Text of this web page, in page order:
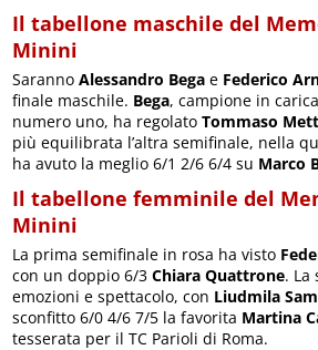
Il tabellone maschile del
Minini
SarannoAlessandro Bega e Federico
finale maschile. Bega, campione in
numero uno, ha regolatoTommaso
più equilibrata l’altra semifinale, nella
ha avuto la meglio 6/1 2/6 6/4 su Marco
Il tabellone femminile del
Minini
La prima semifinale in rosa ha visto
con un doppio 6/3Chiara Quattrone. La
emozioni e spettacolo, con Liudmila
sconfitto 6/0 4/6 7/5 la favorita Martina
tesserata per il TC Parioli di Roma.